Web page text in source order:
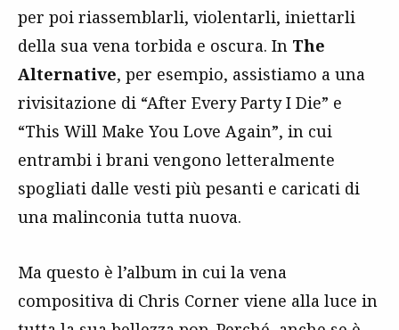
per poi riassemblarli, violentarli, iniettarli
della sua vena torbida e oscura. In The
Alternative, per esempio, assistiamo a una
rivisitazione di “After Every Party I Die” e
“This Will Make You Love Again”, in cui
entrambi i brani vengono letteralmente
spogliati dalle vesti più pesanti e caricati di
una malinconia tutta nuova.
Ma questo è l’album in cui la vena
compositiva di Chris Corner viene alla luce in